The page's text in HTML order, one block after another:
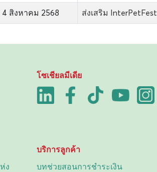
4 สิงหาคม 2568 ส่งเสริม InterPetFest
โซเชียลมีเดีย
ง
บริการลูกค้า
บทช่วยสอนการชำระเงิน